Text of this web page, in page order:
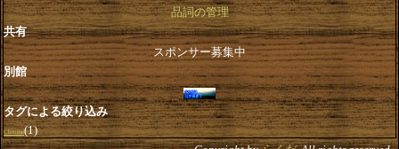
品詞の管理
共有
スポンサー募集中
別館
タグによる絞り込み
Chrome(1)